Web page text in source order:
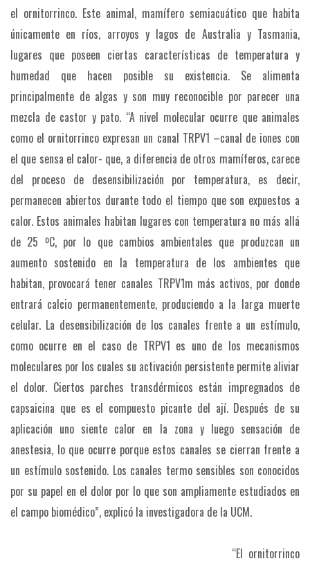
el ornitorrinco. Este animal, mamífero semiacuático que habita
únicamente en ríos, arroyos y lagos de Australia y Tasmania,
lugares que poseen ciertas características de temperatura y
humedad que hacen posible su existencia. Se alimenta
principalmente de algas y son muy reconocible por parecer una
mezcla de castor y pato. “A nivel molecular ocurre que animales
como el ornitorrinco expresan un canal TRPV1 –canal de iones con
el que sensa el calor- que, a diferencia de otros mamíferos, carece
del proceso de desensibilización por temperatura, es decir,
permanecen abiertos durante todo el tiempo que son expuestos a
calor. Estos animales habitan lugares con temperatura no más allá
de 25 ºC, por lo que cambios ambientales que produzcan un
aumento sostenido en la temperatura de los ambientes que
habitan, provocará tener canales TRPV1m más activos, por donde
entrará calcio permanentemente, produciendo a la larga muerte
celular. La desensibilización de los canales frente a un estímulo,
como ocurre en el caso de TRPV1 es uno de los mecanismos
moleculares por los cuales su activación persistente permite aliviar
el dolor. Ciertos parches transdérmicos están impregnados de
capsaicina que es el compuesto picante del ají. Después de su
aplicación uno siente calor en la zona y luego sensación de
anestesia, lo que ocurre porque estos canales se cierran frente a
un estímulo sostenido. Los canales termo sensibles son conocidos
por su papel en el dolor por lo que son ampliamente estudiados en
el campo biomédico”, explicó la investigadora de la UCM.
“El ornitorrinco